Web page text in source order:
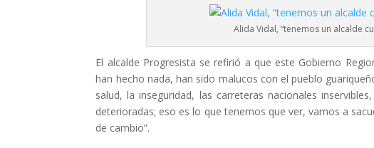
Alida Vidal, “tenemos un alcalde
El alcalde Progresista se refirió a que este Gobierno
han hecho nada, han sido malucos con el pueblo
salud, la inseguridad, las carreteras nacionales
deterioradas; eso es lo que tenemos que ver, vamos a
de cambio”.